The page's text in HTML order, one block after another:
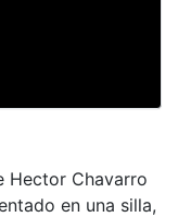
Hector Chavarro
en una silla,